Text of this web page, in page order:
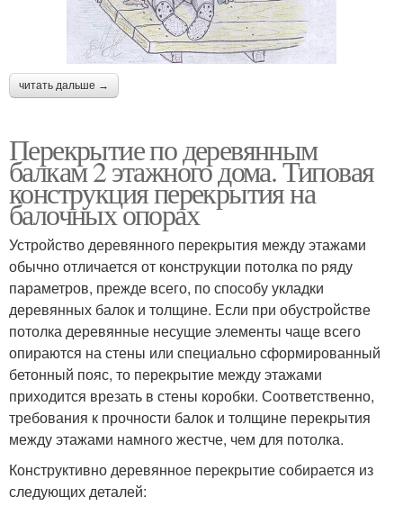
читать дальше →
Перекрытие по деревянным
балкам 2 этажного дома. Типовая
конструкция перекрытия на
балочных опорах
Устройство деревянного перекрытия между этажами
обычно отличается от конструкции потолка по ряду
параметров, прежде всего, по способу укладки
деревянных балок и толщине. Если при обустройстве
потолка деревянные несущие элементы чаще всего
опираются на стены или специально сформированный
бетонный пояс, то перекрытие между этажами
приходится врезать в стены коробки. Соответственно,
требования к прочности балок и толщине перекрытия
между этажами намного жестче, чем для потолка.
Конструктивно деревянное перекрытие собирается из
следующих деталей: